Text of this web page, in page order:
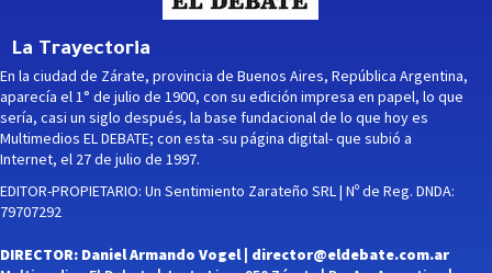
La Trayectoria
En la ciudad de Zárate, provincia de Buenos Aires, República Argentina,
aparecía el 1° de julio de 1900, con su edición impresa en papel, lo que
sería, casi un siglo después, la base fundacional de lo que hoy es
Multimedios EL DEBATE; con esta -su página digital- que subió a
Internet, el 27 de julio de 1997.
EDITOR-PROPIETARIO: Un Sentimiento Zarateño SRL | Nº de Reg. DNDA:
79707292
DIRECTOR: Daniel Armando Vogel | director@eldebate.com.ar